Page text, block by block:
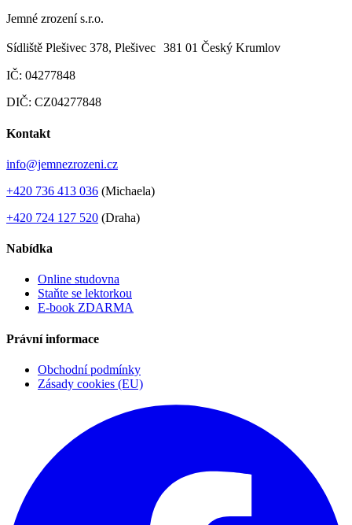
Jemné zrození s.r.o.
Sídliště Plešivec 378, Plešivec 381 01 Český Krumlov
IČ: 04277848
DIČ: CZ04277848
Kontakt
info@jemnezrozeni.cz
+420 736 413 036 (Michaela)
+420 724 127 520 (Draha)
Nabídka
Online studovna
Staňte se lektorkou
E-book ZDARMA
Právní informace
Obchodní podmínky
Zásady cookies (EU)